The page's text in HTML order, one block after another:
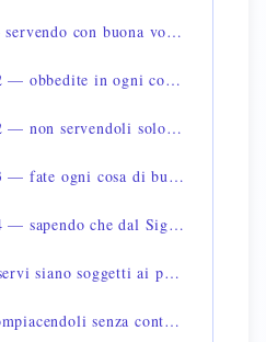
Efesini 6:7 — servendo con buona volontà come al Signore
Colossesi 3:22 — obbedite in ogni cosa ai vostri padroni
Colossesi 3:22 — non servendoli solo quando vi vedono
Colossesi 3:23 — fate ogni cosa di buon animo come per il Signore
Colossesi 3:24 — sapendo che dal Signore riceverete la ricompensa
Tito 2:9 — i servi siano soggetti ai padroni in ogni cosa
Tito 2:9 — compiacendoli senza contraddire